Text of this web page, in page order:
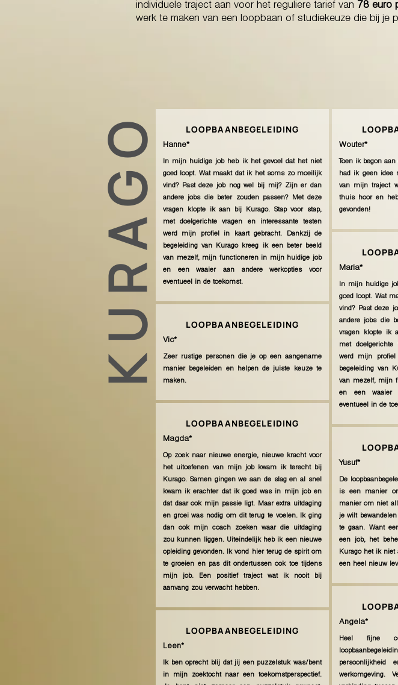
individuele traject aan voor het reguliere tarief van 78 euro
werk te maken van een loopbaan of studiekeuze die bij je
KURAGO LOOPBAANBEGELEIDING
Hanne*
In mijn huidige job heb ik het gevoel dat het niet
goed loopt. Wat maakt dat ik het soms zo moeilijk
vind? Past deze job nog wel bij mij? Zijn er dan
andere jobs die beter zouden passen? Met deze
vragen klopte ik aan bij Kurago. Stap voor stap,
met doelgerichte vragen en interessante testen
werd mijn profiel in kaart gebracht. Dankzij de
begeleiding van Kurago kreeg ik een beter beeld
van mezelf, mijn functioneren in mijn huidige job
en een waaier aan andere werkopties voor
eventueel in de toekomst.
LOOPBAANBEGELEIDING
Vic*
Zeer rustige personen die je op een aangename
manier begeleiden en helpen de juiste keuze te
maken.
LOOPBAANBEGELEIDING
Magda*
Op zoek naar nieuwe energie, nieuwe kracht voor
het uitoefenen van mijn job kwam ik terecht bij
Kurago. Samen gingen we aan de slag en al snel
kwam ik erachter dat ik goed was in mijn job en
dat daar ook mijn passie ligt. Maar extra uitdaging
en groei was nodig om dit terug te voelen. Ik ging
dan ook mijn coach zoeken waar die uitdaging
zou kunnen liggen. Uiteindelijk heb ik een nieuwe
opleiding gevonden. Ik vond hier terug de spirit om
te groeien en pas dit ondertussen ook toe tijdens
mijn job. Een positief traject wat ik nooit bij
aanvang zou verwacht hebben.
LOOPBAANBEGELEIDING
Leen*
Ik ben oprecht blij dat jij een puzzelstuk was/bent
in mijn zoektocht naar een toekomstperspectief.
Wouter*
Toen ik begon
had ik geen idee
van mijn traject
thuis hoor en
gevonden!
Maria*
In mijn huidige
goed loopt. Wat
vind? Past deze
andere jobs die
vragen klopte ik
met
werd mijn
begeleiding van
van mezelf, mijn
en een waaier
eventueel in de
Yusuf*
De
is een manier
manier om niet
je wilt
te gaan. Want
een job, het
Kurago het ik niet
een heel nieuw
Angela*
Heel fijne
werkomgeving.